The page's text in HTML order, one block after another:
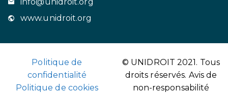
www.unidroit.org
Politique de
confidentialité
Politique de cookies
© UNIDROIT 2021. Tous
droits réservés. Avis de
non-responsabilité